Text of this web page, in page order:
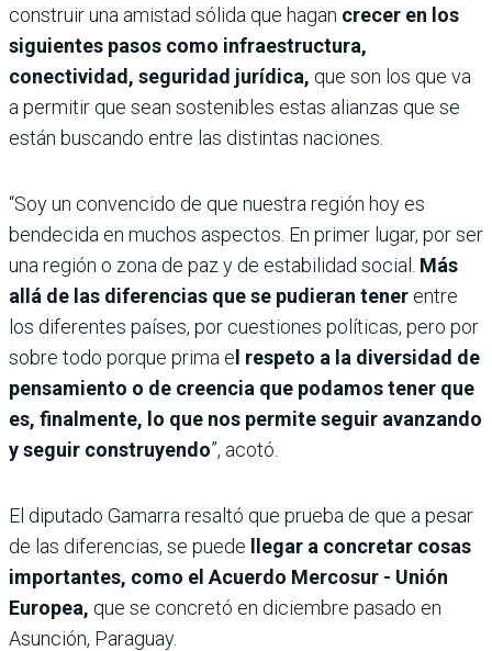
construir una amistad sólida que hagan crecer en los
siguientes pasos como infraestructura,
conectividad, seguridad jurídica, que son los que va
a permitir que sean sostenibles estas alianzas que se
están buscando entre las distintas naciones.
“Soy un convencido de que nuestra región hoy es
bendecida en muchos aspectos. En primer lugar, por ser
una región o zona de paz y de estabilidad social. Más
allá de las diferencias que se pudieran tener entre
los diferentes países, por cuestiones políticas, pero por
sobre todo porque prima el respeto a la diversidad de
pensamiento o de creencia que podamos tener que
es, finalmente, lo que nos permite seguir avanzando
y seguir construyendo”, acotó.
El diputado Gamarra resaltó que prueba de que a pesar
de las diferencias, se puede llegar a concretar cosas
importantes, como el Acuerdo Mercosur - Unión
Europea, que se concretó en diciembre pasado en
Asunción, Paraguay.